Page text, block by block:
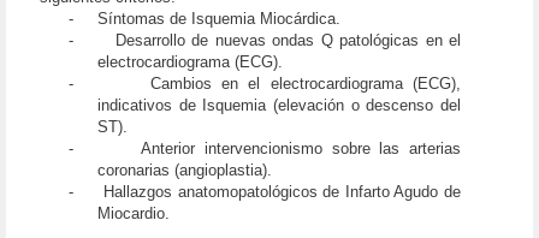
-
Síntomas de Isquemia Miocárdica.
-
Desarrollo de nuevas ondas Q patológicas en el
electrocardiograma (ECG).
-
Cambios en el electrocardiograma (ECG),
indicativos de Isquemia (elevación o descenso del
ST).
-
Anterior intervencionismo sobre las arterias
coronarias (angioplastia).
-
Hallazgos anatomopatológicos de Infarto Agudo de
Miocardio.